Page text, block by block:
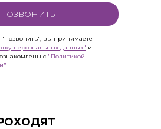
ПОЗВОНИТЬ
вы принимаете
персональных данных" и
с "Политикой
.